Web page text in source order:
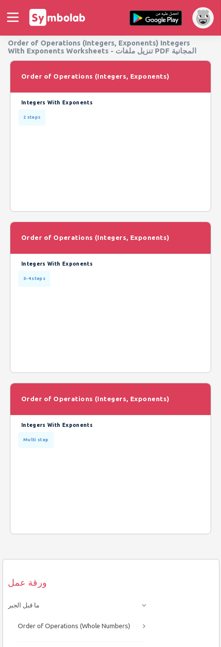
Order of Operations (Integers, Exponents) Integers
With Exponents Worksheets - تنزيل ملفات PDF المجانية
ورقة عمل
ما قبل الجبر
Order of Operations (Whole Numbers)
Order of Operations (Integers, Exponents)
Integers With Exponents
2 steps
Order of Operations (Integers, Exponents)
Integers With Exponents
3-4 steps
Order of Operations (Integers, Exponents)
Integers With Exponents
Multi step